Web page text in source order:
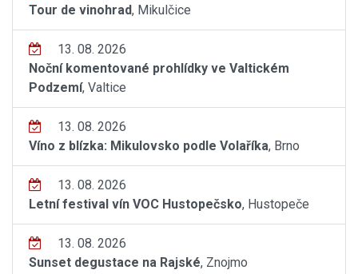
Tour de vinohrad, Mikulčice
13. 08. 2026
Noční komentované prohlídky ve Valtickém
Podzemí, Valtice
13. 08. 2026
Víno z blízka: Mikulovsko podle Volaříka, Brno
13. 08. 2026
Letní festival vín VOC Hustopečsko, Hustopeče
13. 08. 2026
Sunset degustace na Rajské, Znojmo